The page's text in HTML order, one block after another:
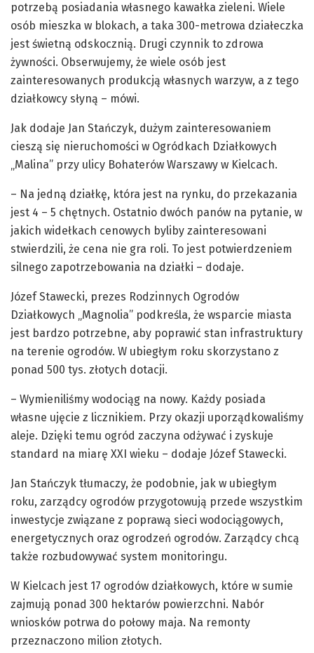
potrzebą posiadania własnego kawałka zieleni. Wiele
osób mieszka w blokach, a taka 300-metrowa działeczka
jest świetną odskocznią. Drugi czynnik to zdrowa
żywności. Obserwujemy, że wiele osób jest
zainteresowanych produkcją własnych warzyw, a z tego
działkowcy słyną – mówi.
Jak dodaje Jan Stańczyk, dużym zainteresowaniem
cieszą się nieruchomości w Ogródkach Działkowych
„Malina” przy ulicy Bohaterów Warszawy w Kielcach.
– Na jedną działkę, która jest na rynku, do przekazania
jest 4 – 5 chętnych. Ostatnio dwóch panów na pytanie, w
jakich widełkach cenowych byliby zainteresowani
stwierdzili, że cena nie gra roli. To jest potwierdzeniem
silnego zapotrzebowania na działki – dodaje.
Józef Stawecki, prezes Rodzinnych Ogrodów
Działkowych „Magnolia” podkreśla, że wsparcie miasta
jest bardzo potrzebne, aby poprawić stan infrastruktury
na terenie ogrodów. W ubiegłym roku skorzystano z
ponad 500 tys. złotych dotacji.
– Wymieniliśmy wodociąg na nowy. Każdy posiada
własne ujęcie z licznikiem. Przy okazji uporządkowaliśmy
aleje. Dzięki temu ogród zaczyna odżywać i zyskuje
standard na miarę XXI wieku – dodaje Józef Stawecki.
Jan Stańczyk tłumaczy, że podobnie, jak w ubiegłym
roku, zarządcy ogrodów przygotowują przede wszystkim
inwestycje związane z poprawą sieci wodociągowych,
energetycznych oraz ogrodzeń ogrodów. Zarządcy chcą
także rozbudowywać system monitoringu.
W Kielcach jest 17 ogrodów działkowych, które w sumie
zajmują ponad 300 hektarów powierzchni. Nabór
wniosków potrwa do połowy maja. Na remonty
przeznaczono milion złotych.